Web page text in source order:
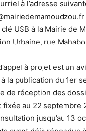
à l’adresse
USB à la Mairie de
Urbaine, rue
à projet est un
la publication du 1er
de réception des
au 22 septembre
jusqu’au 13